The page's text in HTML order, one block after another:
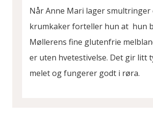
Når Anne Mari lager smultringer
krumkaker forteller hun at hun
Møllerens fine glutenfrie
er uten hvetestivelse. Det gir litt
melet og fungerer godt i røra.